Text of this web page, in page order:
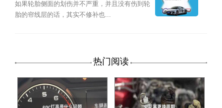
如果轮胎侧面的划伤并不严重，并且没有伤到轮
胎的帘线层的话，其实不修补也...
热门阅读